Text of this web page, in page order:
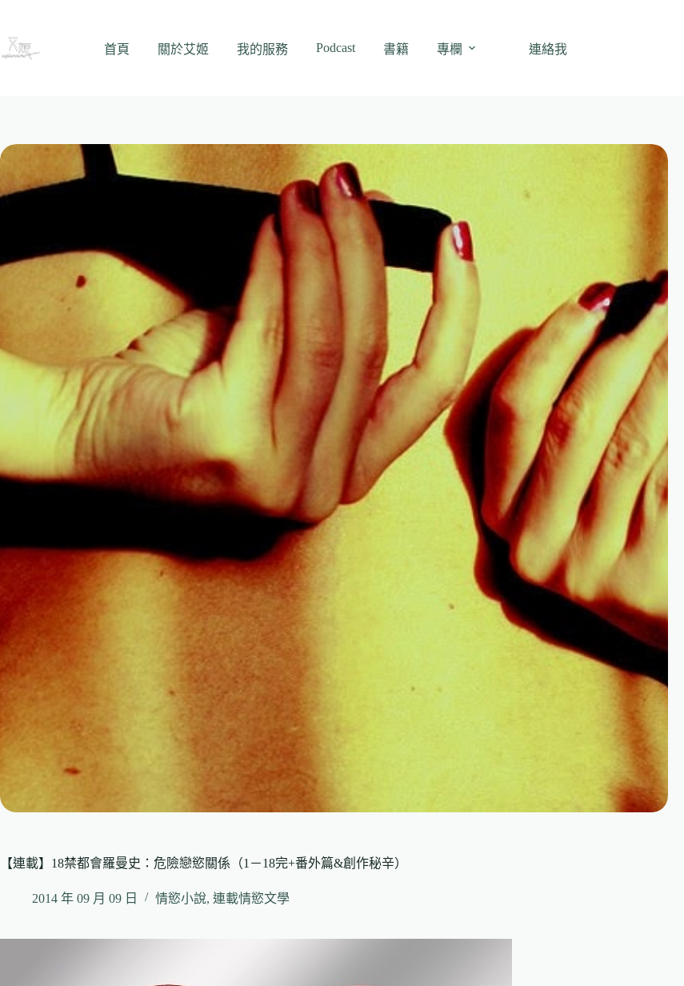
主
首頁 關於艾姬 我的服務 Podcast 書籍 專欄 連絡我
【連載】18禁都會羅曼史：危險戀慾關係（1－18完+番外篇&創作秘辛）
2014 年 09 月 09 日 情慾小說, 連載情慾文學